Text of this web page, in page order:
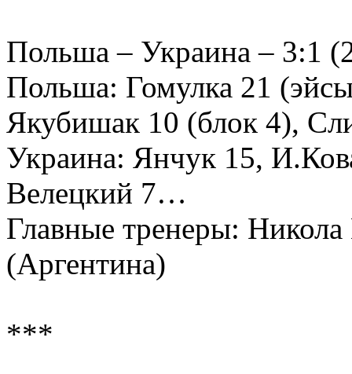
Польша – Украина – 3:1
Польша: Гомулка 21
Якубишак 10 (блок 4),
Украина: Янчук 15,
Велецкий 7…
Главные тренеры:
(Аргентина)
***